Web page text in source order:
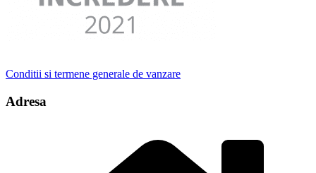
Conditii si termene generale de vanzare
Adresa